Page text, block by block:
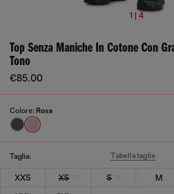
1 | 4
Top Senza Maniche In Cotone Con
Tono
€85.00
Colore: Rosa
Taglia: Tabella taglie
XXS XS S M